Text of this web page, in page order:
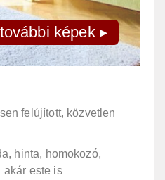
további képek ▸
felújított, közvetlen
hinta, homokozó,
akár este is